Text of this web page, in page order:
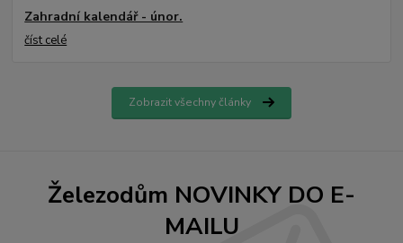
Zahradní kalendář - únor.
číst celé
Zobrazit všechny články
Železodům NOVINKY DO E-
MAILU